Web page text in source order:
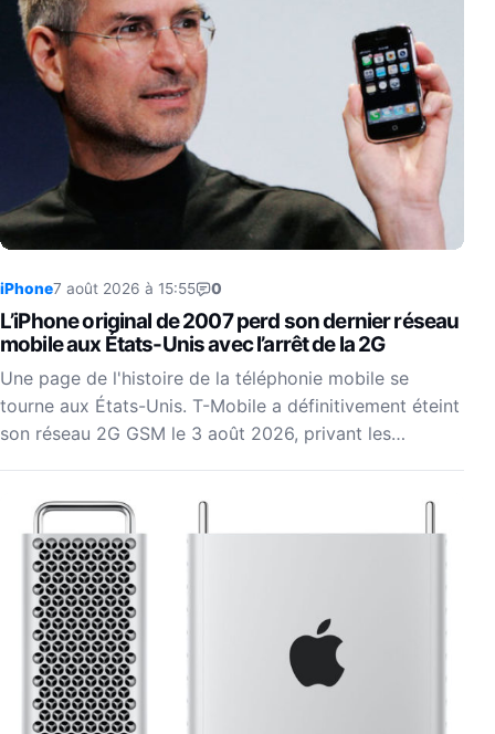
iPhone7 août 2026 à 15:55 0
L’iPhone original de 2007 perd son dernier réseau
mobile aux États-Unis avec l’arrêt de la 2G
Une page de l'histoire de la téléphonie mobile se
tourne aux États-Unis. T-Mobile a définitivement éteint
son réseau 2G GSM le 3 août 2026, privant les…